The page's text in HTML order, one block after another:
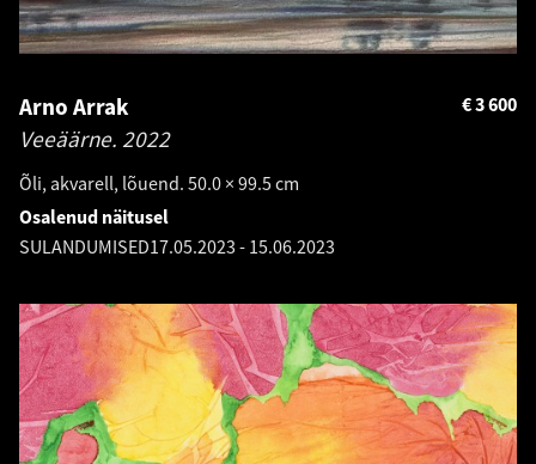
Arno Arrak
Veeäärne. 2022
Õli, akvarell, lõuend. 50.0 × 99.5 cm
3 600
€
Osalenud näitusel
SULANDUMISED17.05.2023 - 15.06.2023